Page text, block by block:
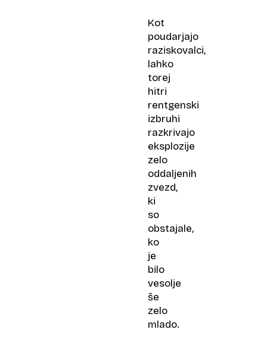
Kot
poudarjajo
raziskovalci,
lahko
torej
hitri
rentgenski
izbruhi
razkrivajo
eksplozije
zelo
oddaljenih
zvezd,
ki
so
obstajale,
ko
je
bilo
vesolje
še
zelo
mlado.